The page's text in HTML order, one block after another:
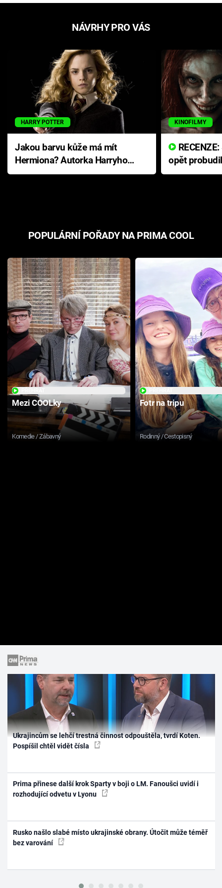
NÁVRHY PRO VÁS
HARRY POTTER
Jakou barvu kůže má mít
Hermiona? Autorka Harryho
Pottera přišla s ráznou
KINOFILMY
opět
přichází s
POPULÁRNÍ POŘADY NA PRIMA COOL
Mezi COOLky
Komedie / Zábavný
Fotr na tripu
Rodinný / Cestopisný
Ukrajincům se lehčí trestná činnost odpouštěla, tvrdí Koten.
Pospíšil chtěl vidět čísla
Prima přinese další krok Sparty v boji o LM. Fanoušci uvidí i
rozhodující odvetu v Lyonu
Rusko našlo slabé místo ukrajinské obrany. Útočit může téměř
bez varování